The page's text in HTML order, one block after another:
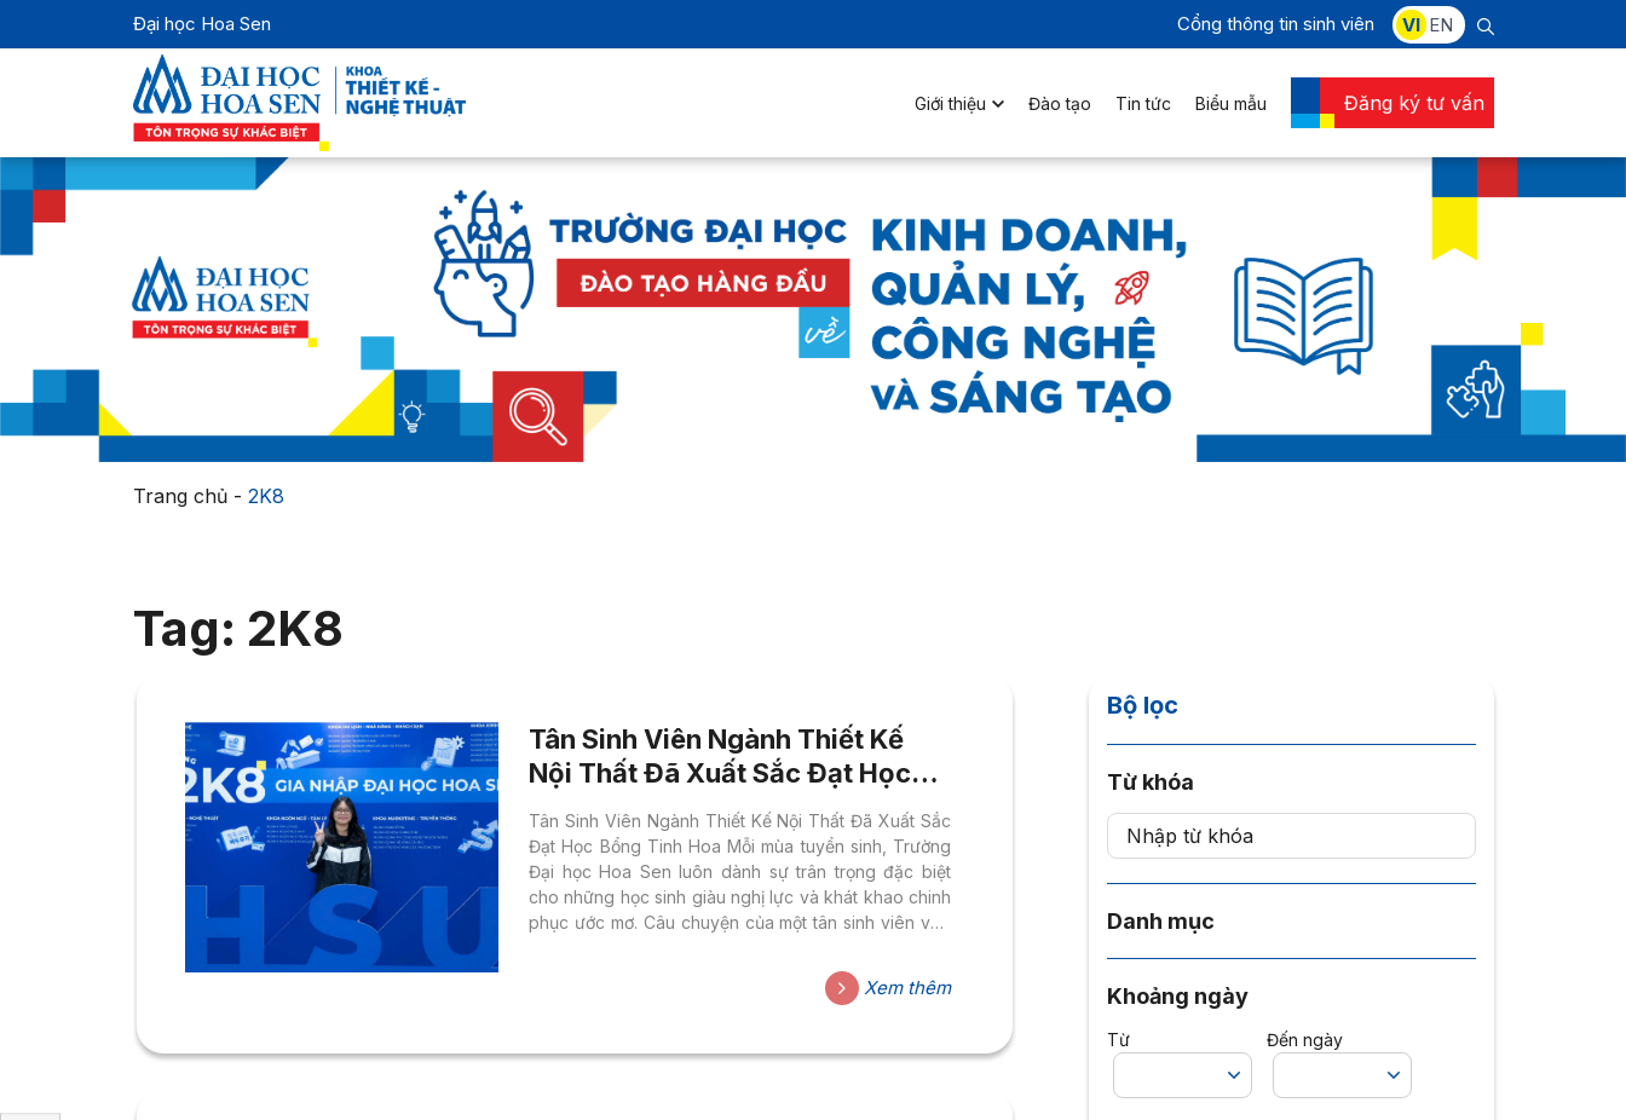
Đại học Hoa Sen Cổng thông tin sinh viên VI EN
Giới thiệu Đào tạo Tin tức Biểu mẫu Đăng ký tư vấn
Trang chủ- 2K8
Tag: 2K8
Tân Sinh Viên Ngành Thiết Kế
Nội Thất Đã Xuất Sắc Đạt Học
Bổng Tinh Hoa
Tân Sinh Viên Ngành Thiết Kế Nội Thất Đã Xuất Sắc
Đạt Học Bổng Tinh Hoa Mỗi mùa tuyển sinh, Trường
Đại học Hoa Sen luôn dành sự trân trọng đặc biệt
cho những học sinh giàu nghị lực và khát khao chinh
phục ước mơ. Câu chuyện của một tân sinh viên vừa
Ngành Thiết Kế Nội Thất tại Khoa Thiết Kế – Nghệ
Thuật (FADA) là một minh chứng sống động cho tinh
chính gia đình, bạn...
Xem thêm
Bộ lọc
Từ khóa
Danh mục
Khoảng ngày
Từ Đến ngày